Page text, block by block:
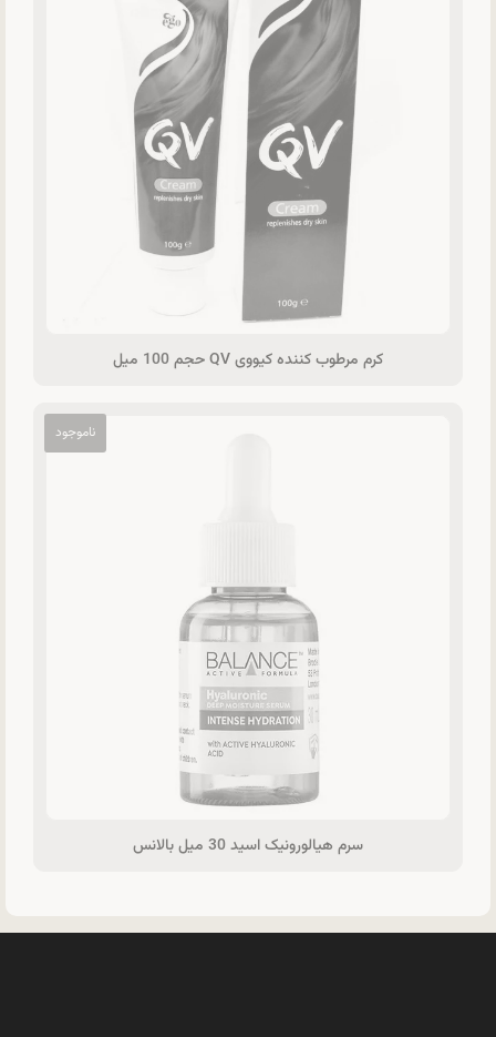
کرم مرطوب کننده کیووی QV حجم 100 میل
سرم هيالورونيک اسيد 30 ميل بالانس